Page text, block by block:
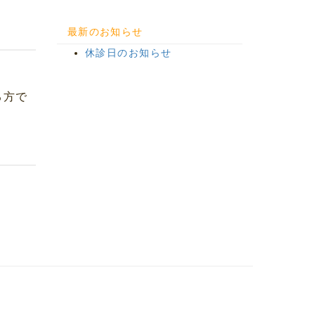
方で
ア
最新のお知らせ
休診日のお知らせ